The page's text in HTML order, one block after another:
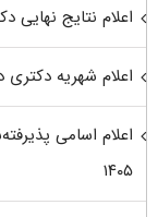
اعلام نتایج نهایی
اعلام شهریه دکتری
اعلام اسامی
۱۴۰۵